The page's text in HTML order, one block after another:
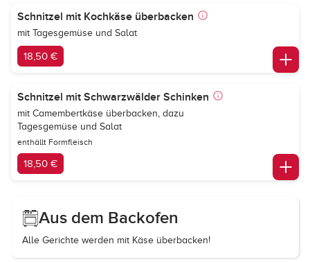
Schnitzel mit Kochkäse überbacken
mit Tagesgemüse und Salat
18,50 €
Schnitzel mit Schwarzwälder Schinken
mit Camembertkäse überbacken, dazu
Tagesgemüse und Salat
enthällt Formfleisch
18,50 €
Aus dem Backofen
Alle Gerichte werden mit Käse überbacken!